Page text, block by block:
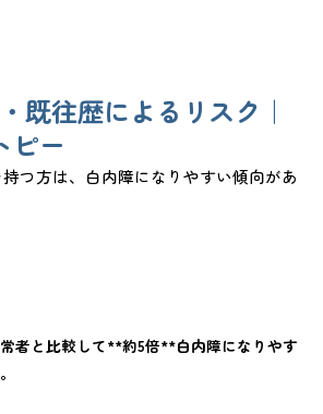
既往歴によるリスク｜
ピー
つ方は、白内障になりやすい傾向があ
者と比較して**約5倍**白内障になりやす